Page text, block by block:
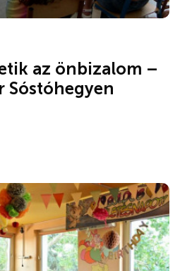
az önbizalom –
Sóstóhegyen